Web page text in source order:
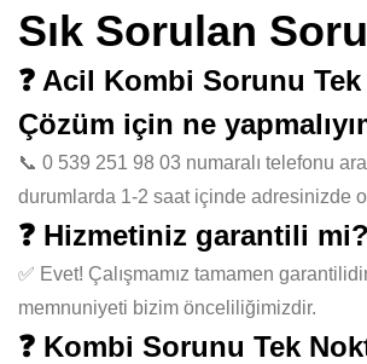
Sık Sorulan
❓ Acil Kombi Sorunu
Çözüm için ne
📞 0 539 251 98 03 numaralı telefonu
durumlarda 1-2 saat içinde adresinizde
❓ Hizmetiniz garantili mi?
✅ Evet! Çalışmamız tamamen
memnuniyeti bizim önceliliğimizdir.
❓ Kombi Sorunu Tek